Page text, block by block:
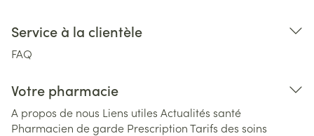
Service à la clientèle
FAQ
Votre pharmacie
A propos de nous Liens utiles Actualités santé
Pharmacien de garde PrescriptionTarifs des soins